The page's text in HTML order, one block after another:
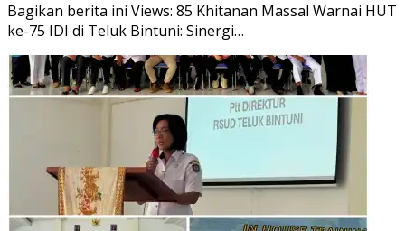
Bagikan berita ini Views: 85 Khitanan Massal Warnai HUT
ke-75 IDI di Teluk Bintuni: Sinergi…